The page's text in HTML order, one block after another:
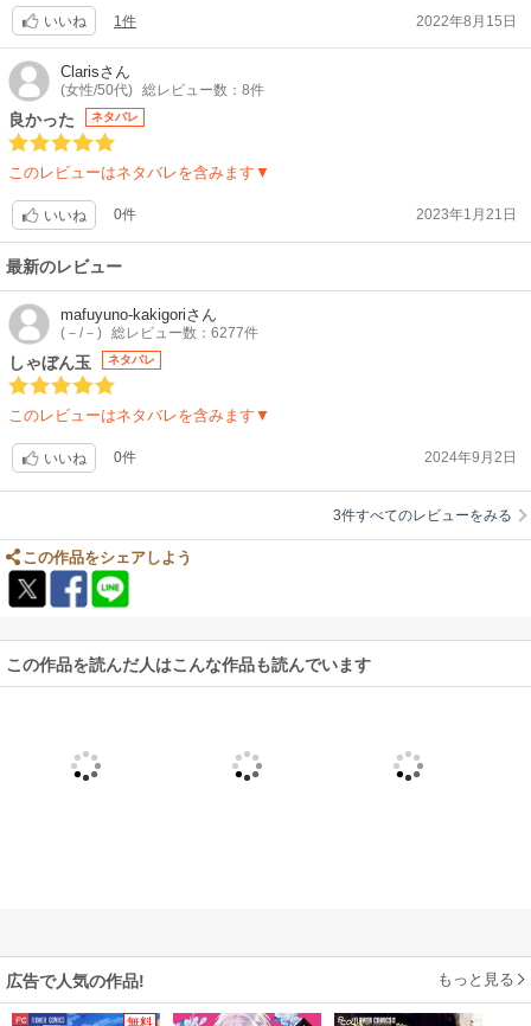
いいね 1件 2022年8月15日
Clarisさん
(女性/50代) 総レビュー数：8件
良かった ネタバレ
このレビューはネタバレを含みます▼
いいね 0件 2023年1月21日
最新のレビュー
mafuyuno-kakigoriさん
(－/－) 総レビュー数：6277件
しゃぼん玉 ネタバレ
このレビューはネタバレを含みます▼
いいね 0件 2024年9月2日
3件すべてのレビューをみる
この作品をシェアしよう
この作品を読んだ人はこんな作品も読んでいます
広告で人気の作品! もっと見る
無料